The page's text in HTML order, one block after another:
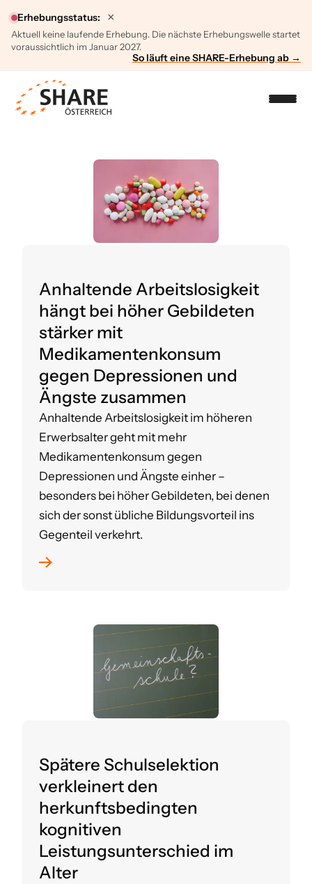
Erhebungsstatus:
Aktuell keine laufende Erhebung. Die nächste Erhebungswelle startet
voraussichtlich im Januar 2027.
So läuft eine SHARE-Erhebung ab →
×
Anhaltende Arbeitslosigkeit
hängt bei höher Gebildeten
stärker mit
Medikamentenkonsum
gegen Depressionen und
Ängste zusammen
Anhaltende Arbeitslosigkeit im höheren
Erwerbsalter geht mit mehr
Medikamentenkonsum gegen
Depressionen und Ängste einher –
besonders bei höher Gebildeten, bei denen
sich der sonst übliche Bildungsvorteil ins
Gegenteil verkehrt.
Spätere Schulselektion
verkleinert den
herkunftsbedingten
kognitiven
Leistungsunterschied im
Alter